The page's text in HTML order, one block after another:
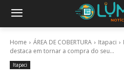
Home ÁREA DE COBERTURA Itapaci
destaca em tornar a compra do seu...
Itapaci